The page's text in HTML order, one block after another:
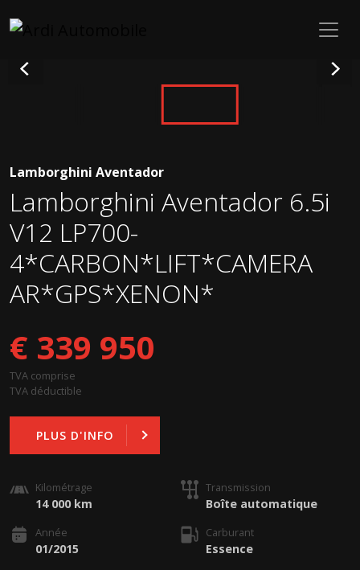
Lamborghini Aventador
Lamborghini Aventador 6.5i
V12 LP700-
4*CARBON*LIFT*CAMERA
AR*GPS*XENON*
€ 339 950
TVA comprise
TVA déductible
PLUS D'INFO
Kilométrage
14 000 km
Transmission
Boîte automatique
Année
01/2015
Carburant
Essence